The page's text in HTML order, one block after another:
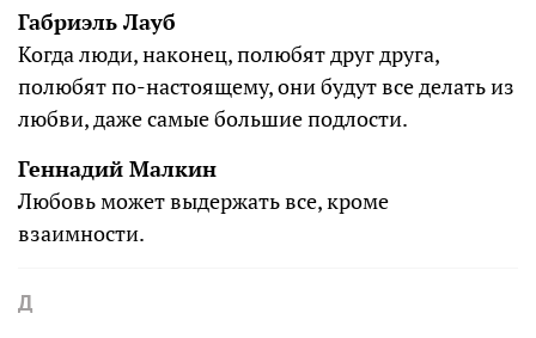
Габриэль Лауб
Когда люди, наконец, полюбят друг друга,
полюбят по-настоящему, они будут все делать из
любви, даже самые большие подлости.
Геннадий Малкин
Любовь может выдержать все, кроме
взаимности.
Д